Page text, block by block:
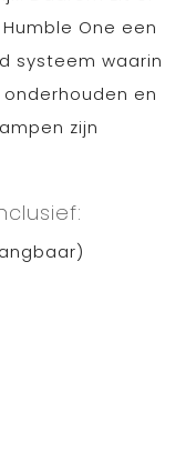
One een
systeem waarin
en
zijn